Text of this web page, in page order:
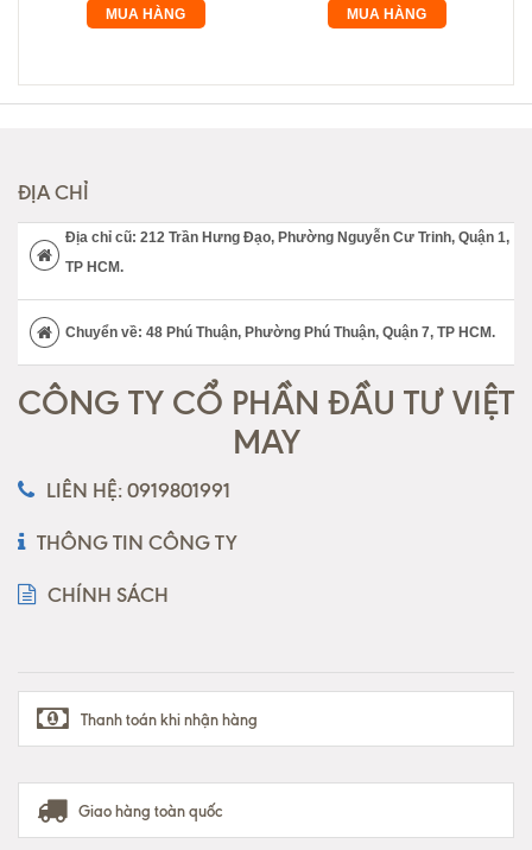
MUA HÀNG MUA HÀNG
ĐỊA CHỈ
Địa chỉ cũ: 212 Trần Hưng Đạo, Phường Nguyễn Cư Trinh, Quận 1,
TP HCM.
Chuyển về: 48 Phú Thuận, Phường Phú Thuận, Quận 7, TP HCM.
CÔNG TY CỔ PHẦN ĐẦU TƯ VIỆT
MAY
LIÊN HỆ: 0919801991
THÔNG TIN CÔNG TY
CHÍNH SÁCH
Thanh toán khi nhận hàng
Giao hàng toàn quốc